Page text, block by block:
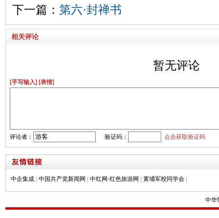
下一篇： 第六·封禅书
相关评论
暂无评论
[手写输入] [表情]
评论者： 验证码： 点击获取验证码
中企集成 | 中国共产党新闻网 | 中红网-红色旅游网 | 黄埔军校同学会 |
中华